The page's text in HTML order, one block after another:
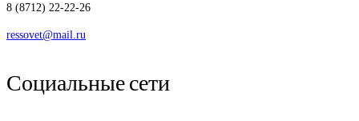
8 (8712) 22-22-26
ressovet@mail.ru
Социальные сети